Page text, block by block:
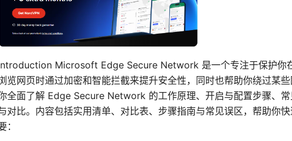
Microsoft Edge Secure Network 是一个专注于保护你
览网页时通过加密和智能拦截来提升安全性，同时也帮助你绕过某
全面了解 Edge Secure Network 的工作原理、开启与配置步骤、
对比。内容包括实用清单、对比表、步骤指南与常见误区，帮助你
：